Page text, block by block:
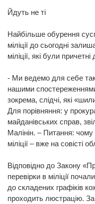
Йдуть не ті
Найбільше обурення
міліції до сьогодні
міліції, які були
- Ми ведемо для себе так
нашими
зокрема, слідчі, які
Для порівняння: у
майданівських справ,
Малінін. – Питання:
міліції – вже на совісті
Відповідно до Закону
перевірки в міліції
до складених графіків
проходить люстрацію.